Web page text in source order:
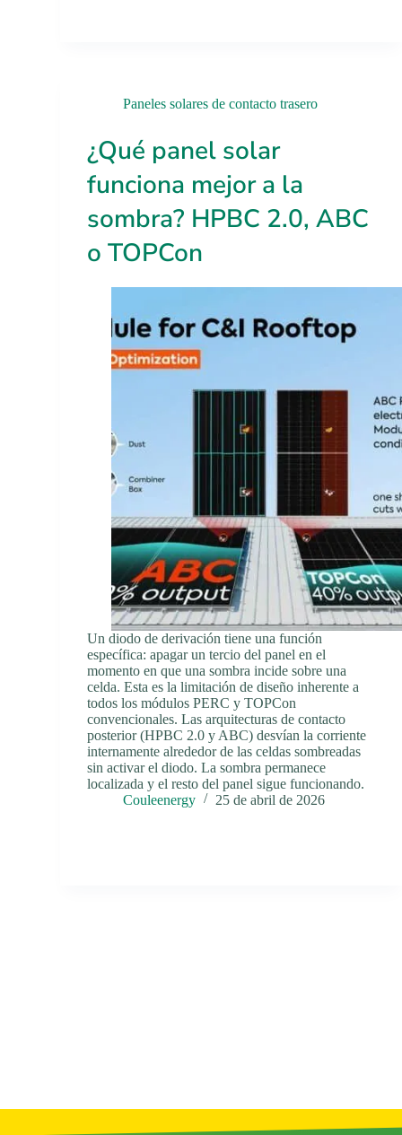
Paneles solares de contacto trasero
¿Qué panel solar
funciona mejor a la
sombra? HPBC 2.0, ABC
o TOPCon
Un diodo de derivación tiene una función
específica: apagar un tercio del panel en el
momento en que una sombra incide sobre una
celda. Esta es la limitación de diseño inherente a
todos los módulos PERC y TOPCon
convencionales. Las arquitecturas de contacto
posterior (HPBC 2.0 y ABC) desvían la corriente
internamente alrededor de las celdas sombreadas
sin activar el diodo. La sombra permanece
localizada y el resto del panel sigue funcionando.
Couleenergy
25 de abril de 2026